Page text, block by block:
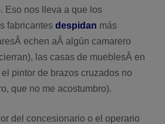
Eso nos lleva a que los
fabricantes despidan más
echen aÂ algún camarero
las casas de mueblesÂ en
pintor de brazos cruzados no
que no me acostumbro).
del concesionario o el operario